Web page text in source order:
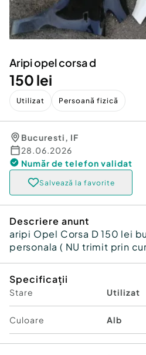
Servicii
Animale de companie
Inchiriere Bunuri si Vehicule
Utilaje agricole si industriale
Piese auto si accesorii
Dacia Duster
Aripi opel corsa d
150 lei
Utilizat Persoană fizică
Bucuresti, IF
28.06.2026
Număr de telefon validat
Salvează la favorite
Descriere anunt
aripi Opel Corsa D 150 lei
personala ( NU trimit prin
Specificații
Stare Utilizat
Culoare Alb